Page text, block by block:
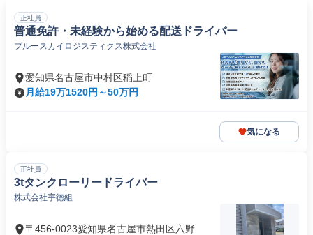
正社員
普通免許・未経験から始める配送ドライバー
ブルースカイロジスティクス株式会社
愛知県名古屋市中村区稲上町
月給19万1520円～50万円
気になる
正社員
3tタンクローリードライバー
株式会社宇徳組
〒456-0023愛知県名古屋市熱田区六野